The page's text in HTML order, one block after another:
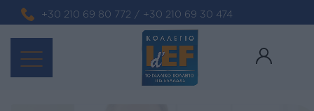
+30 210 69 80 772 / +30 210 69 30 474